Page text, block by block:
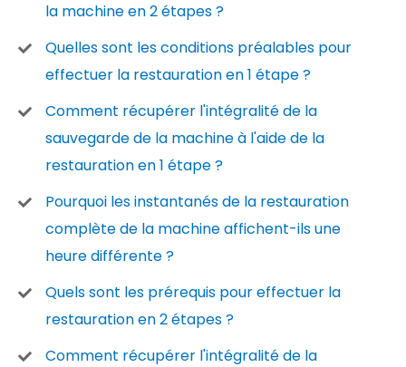
la machine en 2 étapes ?
Quelles sont les conditions préalables pour
effectuer la restauration en 1 étape ?
Comment récupérer l'intégralité de la
sauvegarde de la machine à l'aide de la
restauration en 1 étape ?
Pourquoi les instantanés de la restauration
complète de la machine affichent-ils une
heure différente ?
Quels sont les prérequis pour effectuer la
restauration en 2 étapes ?
Comment récupérer l'intégralité de la